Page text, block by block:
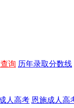
询 历年录取分数线
人高考 恩施成人高